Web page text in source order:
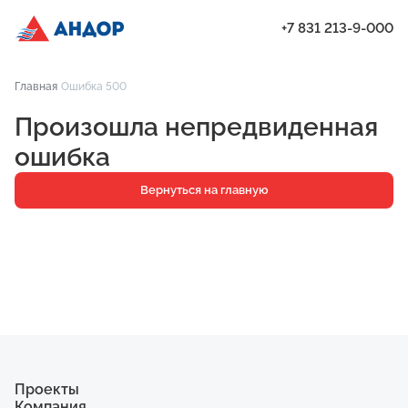
Проекты
Квартиры
Паркинг
Кладовые
+7 831 213-9-000
Главная Ошибка 500
Произошла непредвиденная
ошибка
Вернуться на главную
Проекты